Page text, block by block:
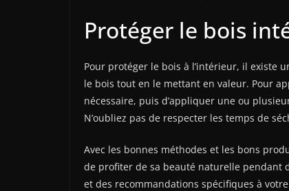
Protéger le bois
Pour protéger le bois à l’intérieur, il existe
le bois tout en le mettant en valeur. Pour
nécessaire, puis d’appliquer une ou
N’oubliez pas de respecter les temps de
Avec les bonnes méthodes et les bons
de profiter de sa beauté naturelle pendant
et des recommandations spécifiques à